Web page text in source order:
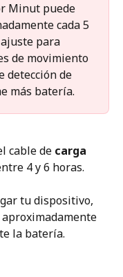
Minut puede
cada 5
para
de movimiento
detección de
más batería.
cable de carga
4 y 6 horas.
tu dispositivo,
la batería.